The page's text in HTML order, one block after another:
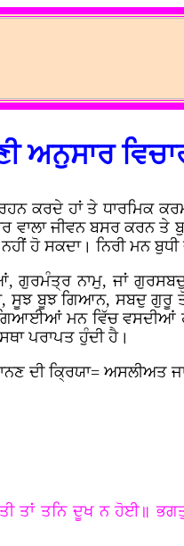
ਅਨੁਸਾਰ
ਕਰਦੇ ਹਾਂ ਤੇ ਧਾਰਮਿਕ
ਜੀਵਨ ਬਸਰ ਕਰਨ ਤੇ
ਹੋ ਸਕਦਾ। ਨਿਰੀ ਮਨ ਬੁਧੀ
ਗੁਰਮੰਤ੍ਰ ਨਾਮੁ, ਜਾਂ
ਸੂਝ ਬੂਝ ਗਿਆਨ, ਸਬਦੁ ਗੁਰੂ
ਮਨ ਵਿੱਚ ਵਸਦੀਆਂ
ਪਰਾਪਤ ਹੁੰਦੀ ਹੈ।
ਦੀ ਕ੍ਰਿਯਾ= ਅਸਲੀਅਤ
ਤਾਂ ਤਨਿ ਦੂਖ ਨ ਹੋਈ॥